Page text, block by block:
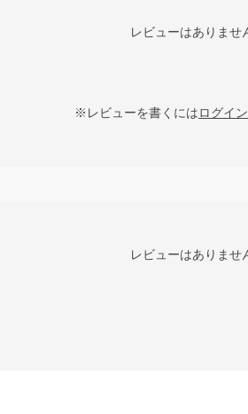
レビューはありませ
※レビューを書くにはログイン
レビューはありませ